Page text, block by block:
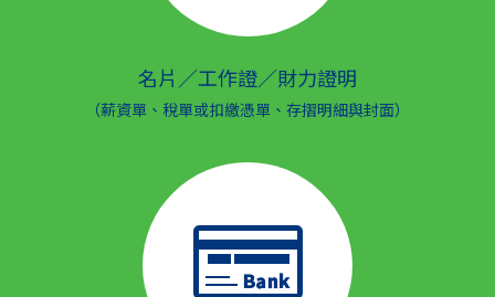
名片／工作證／財力證明
（薪資單、稅單或扣繳憑單、存摺明細與封面）